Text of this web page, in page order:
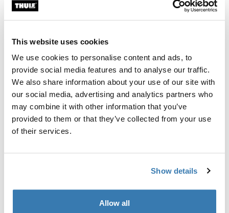
This website uses cookies
We use cookies to personalise content and ads, to
provide social media features and to analyse our traffic.
We also share information about your use of our site with
our social media, advertising and analytics partners who
may combine it with other information that you’ve
provided to them or that they’ve collected from your use
of their services.
Show details
Allow all
Trägerbefestigungspunkten.
Toggle features
Alle Eigenschaften
Toggle techspec
Technische Daten
Toggle guides and instructions
Anleitung
Herstellungsinformationen